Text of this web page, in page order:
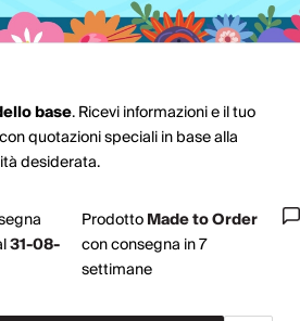
base. Ricevi informazioni e il tuo
quotazioni speciali in base alla
desiderata.
31-08-
ProdottoMade to Order
con consegna in 7
settimane